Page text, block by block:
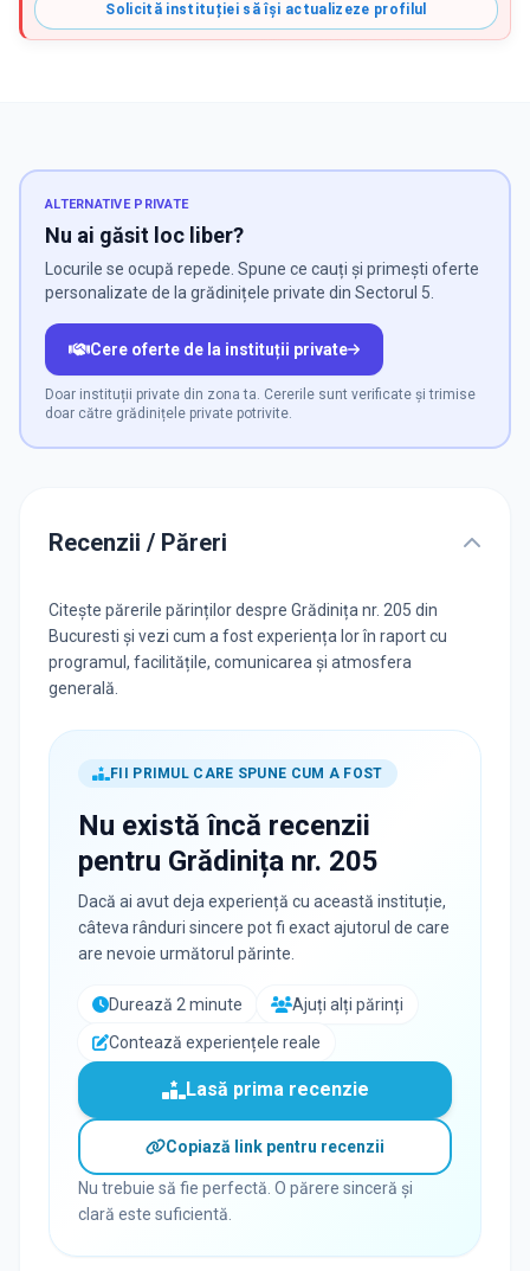
Solicită instituției să își actualizeze profilul
ALTERNATIVE PRIVATE
Nu ai găsit loc liber?
Locurile se ocupă repede. Spune ce cauți și primești oferte
personalizate de la grădinițele private din Sectorul 5.
Cere oferte de la instituții private
Doar instituții private din zona ta. Cererile sunt verificate și trimise
doar către grădinițele private potrivite.
Recenzii / Păreri
Citește părerile părinților despre Grădinița nr. 205 din
Bucuresti și vezi cum a fost experiența lor în raport cu
programul, facilitățile, comunicarea și atmosfera
generală.
FII PRIMUL CARE SPUNE CUM A FOST
Nu există încă recenzii
pentru Grădinița nr. 205
Dacă ai avut deja experiență cu această instituție,
câteva rânduri sincere pot fi exact ajutorul de care
are nevoie următorul părinte.
Durează 2 minute
Ajuți alți părinți
Contează experiențele reale
Lasă prima recenzie
Copiază link pentru recenzii
Nu trebuie să fie perfectă. O părere sinceră și
clară este suficientă.